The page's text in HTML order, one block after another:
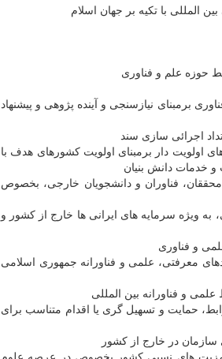
با تکیه بر جهان اسلام
حوزه علم و فناوری
برمبنای نیازسنجی و آینده پژوهی و پیشنهاد
اجرائی سازی سند
اولویت دار برمبنای اولویت کشورهای هدف با
خدمات دانش بنیان
فناوران و دانشجویان خارجی، بخصوص
ویژه سرمایه های ایرانی ها خارج از کشور و
و فناوری
معرفتی، علمی و فناورانه جمهوری اسلامی
و فناورانه بین المللی
حمایت و تسهیل گری یا اقدام متناسب برای
سازمان در خارج از کشور